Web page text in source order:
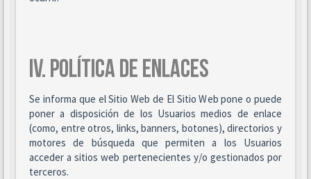
IV. POLÍTICA DE ENLACES
Se informa que el Sitio Web de El Sitio Web pone o puede
poner a disposición de los Usuarios medios de enlace
(como, entre otros, links, banners, botones), directorios y
motores de búsqueda que permiten a los Usuarios
acceder a sitios web pertenecientes y/o gestionados por
terceros.